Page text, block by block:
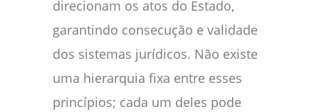
direcionam os atos do Estado,
garantindo consecução e validade
dos sistemas jurídicos. Não existe
uma hierarquia fixa entre esses
princípios; cada um deles pode